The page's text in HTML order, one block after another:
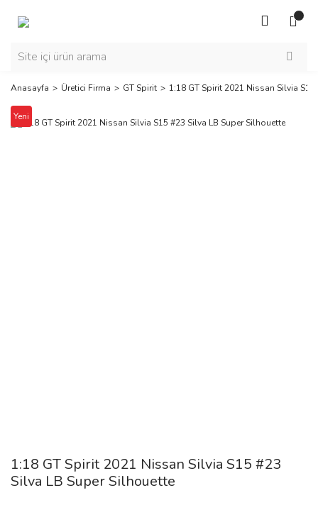
Anasayfa Üretici Firma GT Spirit 1:18 GT Spirit 2021 Nissan Silvia
Yeni
1:18 GT Spirit 2021 Nissan Silvia S15 #23
Silva LB Super Silhouette